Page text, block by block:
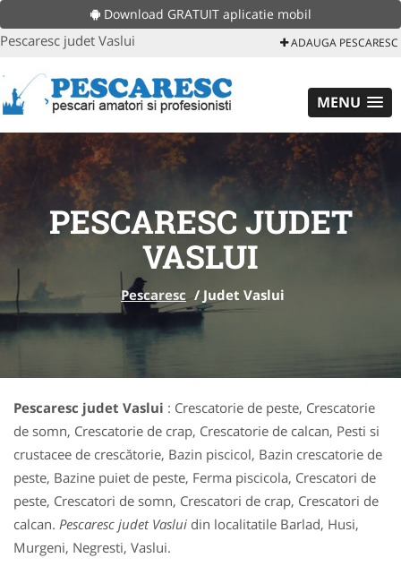
Download GRATUIT aplicatie mobil
Pescaresc judet Vaslui ADAUGA PESCARESC
MENU
PESCARESC JUDET
VASLUI
Pescaresc / Judet Vaslui
Pescaresc judet Vaslui : Crescatorie de peste, Crescatorie
de somn, Crescatorie de crap, Crescatorie de calcan, Pesti si
crustacee de crescătorie, Bazin piscicol, Bazin crescatorie de
peste, Bazine puiet de peste, Ferma piscicola, Crescatori de
peste, Crescatori de somn, Crescatori de crap, Crescatori de
calcan. Pescaresc judet Vaslui din localitatile Barlad, Husi,
Murgeni, Negresti, Vaslui.